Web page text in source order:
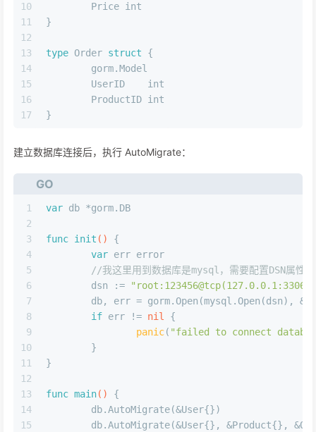
10
11
12
13
14
15
16
17
	Price
int
}
type Order struct {
	gorm.Model
	UserID
int
	ProductID
int
}
建立数据库连接后，执行 AutoMigrate：
GO
1
2
3
4
5
6
7
8
9
10
11
12
13
14
15
var db *gorm.DB
func init ()
{
var err error
//我这里用到数据库是mysql，需要配置DSN
	dsn :=
db, err = gorm.Open(mysql.Open(dsn),
if err != nil
{
panic( "failed to connect
	}
}
func main()
{
	db.AutoMigrate(&User{})
db.AutoMigrate(&User{}, &Product{},